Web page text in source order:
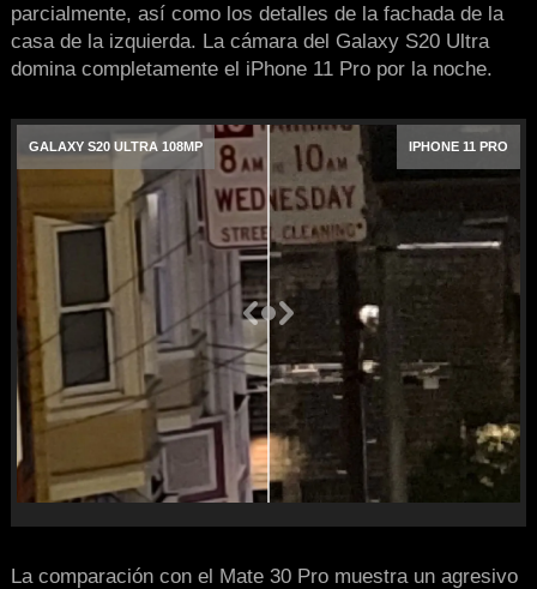
parcialmente, así como los detalles de la fachada de la
casa de la izquierda. La cámara del Galaxy S20 Ultra
domina completamente el iPhone 11 Pro por la noche.
GALAXY S20 ULTRA 108MP IPHONE 11 PRO
La comparación con el Mate 30 Pro muestra un agresivo